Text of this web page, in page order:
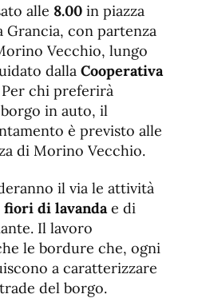
alle 8.00 in piazza
Grancia, con partenza
Vecchio, lungo
dalla Cooperativa
Per chi preferirà
in auto, il
è previsto alle
di Morino Vecchio.
il via le attività
fiori di lavanda e di
Il lavoro
le bordure che, ogni
a caratterizzare
del borgo.